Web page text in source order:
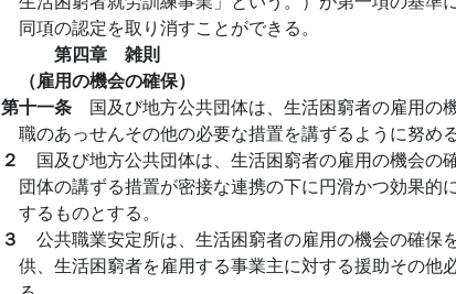
同項の認定を取り消すことができる。
第四章 雑則
（雇用の機会の確保）
第十一条 国及び地方公共団体は、生活困窮者の雇用
職のあっせんその他の必要な措置を講ずるように努め
２ 国及び地方公共団体は、生活困窮者の雇用の機会
団体の講ずる措置が密接な連携の下に円滑かつ効果的
するものとする。
３ 公共職業安定所は、生活困窮者の雇用の機会の確保
供、生活困窮者を雇用する事業主に対する援助その他